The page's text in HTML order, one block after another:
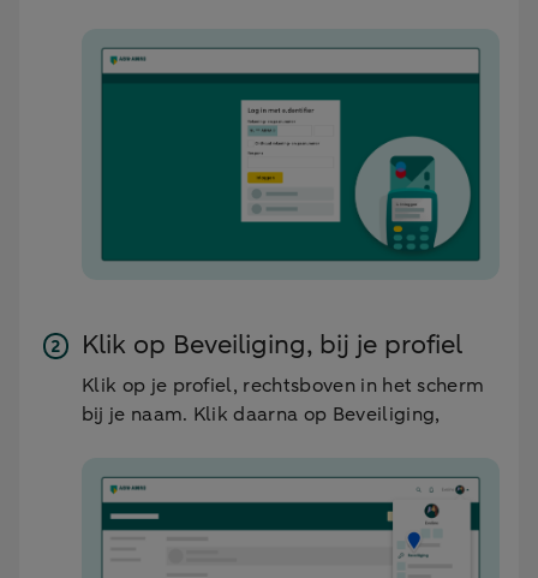
Klik op Beveiliging, bij je profiel
Klik op je profiel, rechtsboven in het scherm
bij je naam. Klik daarna op Beveiliging,